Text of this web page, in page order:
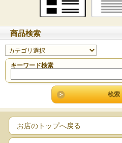
商品検索
キーワード検索
お店のトップへ戻る